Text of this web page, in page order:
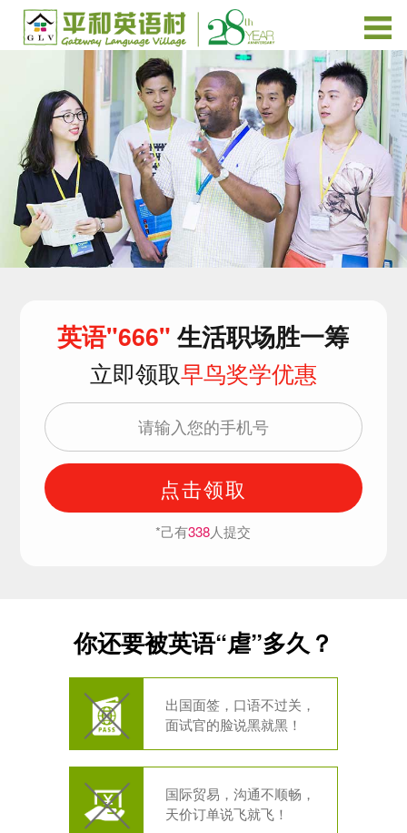
英语"666"生活职场胜一筹
立即领取早鸟奖学优惠
点击领取
*己有338人提交
你还要被英语“虐”多久？
出国面签，口语不过关，
面试官的脸说黑就黑！
国际贸易，沟通不顺畅，
天价订单说飞就飞！